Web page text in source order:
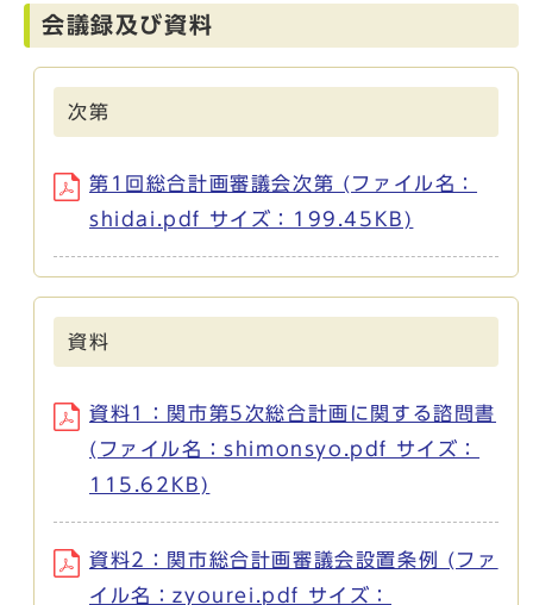
会議録及び資料
次第
第1回総合計画審議会次第 (ファイル名：
shidai.pdf サイズ：199.45KB)
資料
資料1：関市第5次総合計画に関する諮問書
(ファイル名：shimonsyo.pdf サイズ：
115.62KB)
資料2：関市総合計画審議会設置条例 (ファ
イル名：zyourei.pdf サイズ：